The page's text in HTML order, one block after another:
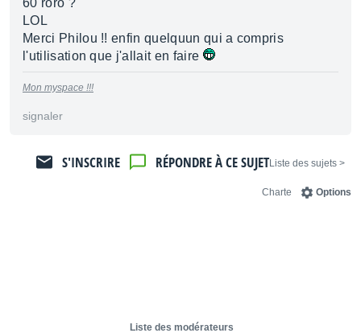
60 roro ?
LOL
Merci Philou !! enfin quelquun qui a compris
l'utilisation que j'allait en faire
Mon myspace !!!
signaler
< Liste des sujets
RÉPONDRE À CE SUJET
S'INSCRIRE
Options
Charte
Liste des modérateurs